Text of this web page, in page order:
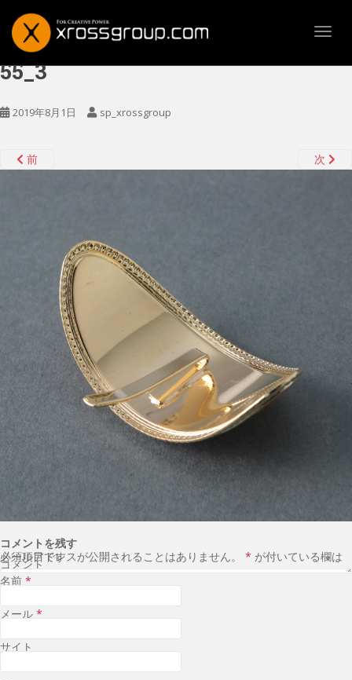
55_3
2019年8月1日 sp_xrossgroup
前 次
コメントを残す
メールアドレスが公開されることはありません。
*
が付いている欄は必須項目です
コメント
名前 *
メール *
サイト